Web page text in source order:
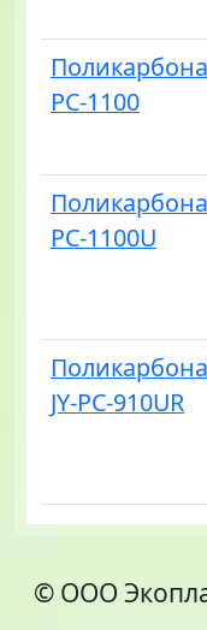
PC-1100
PC-1100U
JY-PC-910UR
© ООО